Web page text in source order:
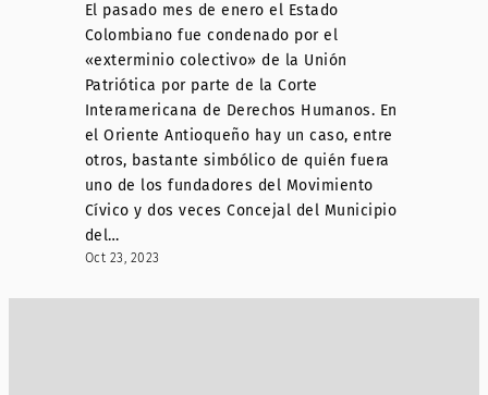
El pasado mes de enero el Estado
Colombiano fue condenado por el
«exterminio colectivo» de la Unión
Patriótica por parte de la Corte
Interamericana de Derechos Humanos. En
el Oriente Antioqueño hay un caso, entre
otros, bastante simbólico de quién fuera
uno de los fundadores del Movimiento
Cívico y dos veces Concejal del Municipio
del…
Oct 23, 2023